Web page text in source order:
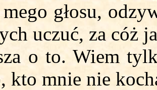
głosu,
uczuć, za cóż
o to. Wiem
kto mnie nie